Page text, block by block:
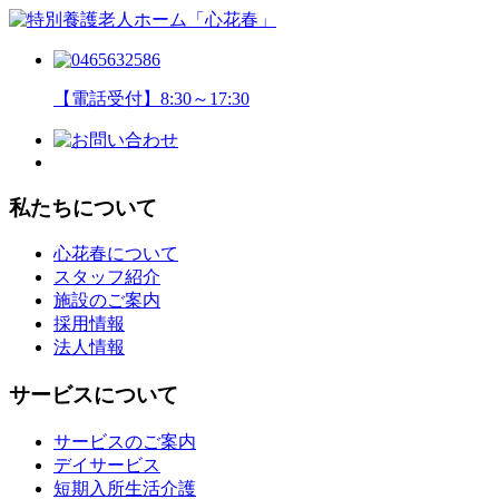
【電話受付】8:30～17:30
私たちについて
心花春について
スタッフ紹介
施設のご案内
採用情報
法人情報
サービスについて
サービスのご案内
デイサービス
短期入所生活介護